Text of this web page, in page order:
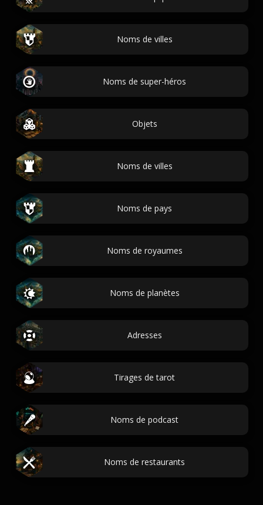
Noms de villes
Noms de super-héros
Objets
Noms de villes
Noms de pays
Noms de royaumes
Noms de planètes
Adresses
Tirages de tarot
Noms de podcast
Noms de restaurants